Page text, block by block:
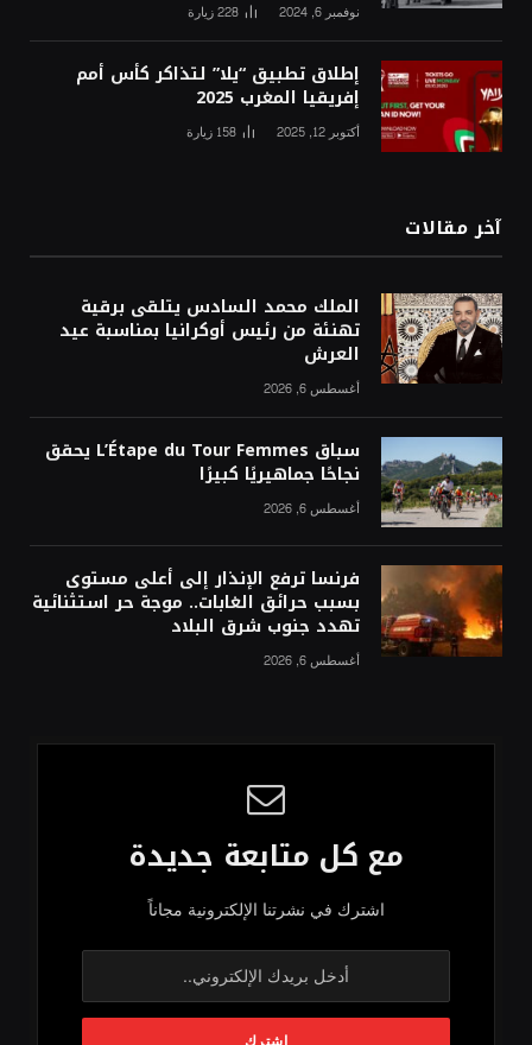
نوفمبر 6, 2024 228زيارة
إطلاق تطبيق “يلا” لتذاكر كأس أمم
إفريقيا المغرب 2025
أكتوبر 12, 2025 158 زيارة
آخر مقالات
الملك محمد السادس يتلقى برقية
تهنئة من رئيس أوكرانيا بمناسبة عيد
العرش
أغسطس 6, 2026
سباق L’Étape du Tour Femmes يحقق
نجاحًا جماهيريًا كبيرًا
أغسطس 6, 2026
فرنسا ترفع الإنذار إلى أعلى مستوى
بسبب حرائق الغابات.. موجة حر استثنائية
تهدد جنوب شرق البلاد
أغسطس 6, 2026
مع كل متابعة جديدة
اشترك في نشرتنا الإلكترونية مجاناً